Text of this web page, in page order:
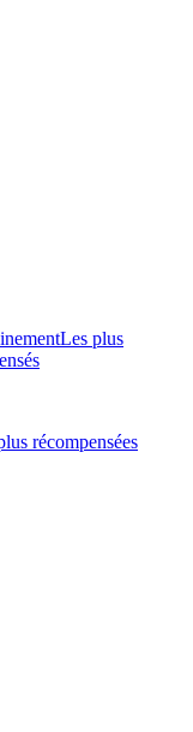
Les plus
récompensées